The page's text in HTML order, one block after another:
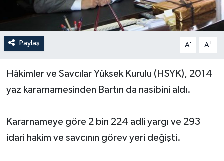
Paylaş A- A+
Hâkimler ve Savcılar Yüksek Kurulu (HSYK), 2014
yaz kararnamesinden Bartın da nasibini aldı.
Kararnameye göre 2 bin 224 adli yargı ve 293
idari hakim ve savcının görev yeri değişti.
Spor
Tarım
DÜNYA